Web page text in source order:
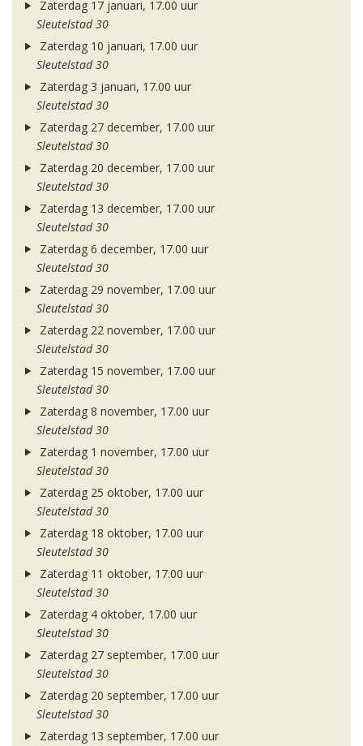
Zaterdag 17 januari, 17.00 uur
Sleutelstad 30
Zaterdag 10 januari, 17.00 uur
Sleutelstad 30
Zaterdag 3 januari, 17.00 uur
Sleutelstad 30
Zaterdag 27 december, 17.00 uur
Sleutelstad 30
Zaterdag 20 december, 17.00 uur
Sleutelstad 30
Zaterdag 13 december, 17.00 uur
Sleutelstad 30
Zaterdag 6 december, 17.00 uur
Sleutelstad 30
Zaterdag 29 november, 17.00 uur
Sleutelstad 30
Zaterdag 22 november, 17.00 uur
Sleutelstad 30
Zaterdag 15 november, 17.00 uur
Sleutelstad 30
Zaterdag 8 november, 17.00 uur
Sleutelstad 30
Zaterdag 1 november, 17.00 uur
Sleutelstad 30
Zaterdag 25 oktober, 17.00 uur
Sleutelstad 30
Zaterdag 18 oktober, 17.00 uur
Sleutelstad 30
Zaterdag 11 oktober, 17.00 uur
Sleutelstad 30
Zaterdag 4 oktober, 17.00 uur
Sleutelstad 30
Zaterdag 27 september, 17.00 uur
Sleutelstad 30
Zaterdag 20 september, 17.00 uur
Sleutelstad 30
Zaterdag 13 september, 17.00 uur